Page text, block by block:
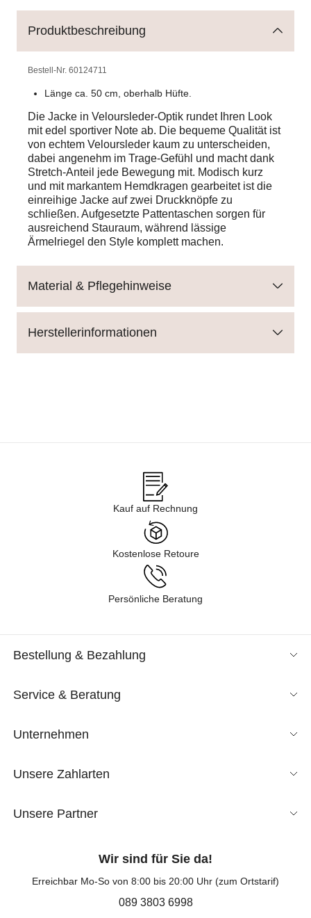
Produktbeschreibung
Bestell-Nr. 60124711
Länge ca. 50 cm, oberhalb Hüfte.
Die Jacke in Veloursleder-Optik rundet Ihren Look
mit edel sportiver Note ab. Die bequeme Qualität ist
von echtem Veloursleder kaum zu unterscheiden,
dabei angenehm im Trage-Gefühl und macht dank
Stretch-Anteil jede Bewegung mit. Modisch kurz
und mit markantem Hemdkragen gearbeitet ist die
einreihige Jacke auf zwei Druckknöpfe zu
schließen. Aufgesetzte Pattentaschen sorgen für
ausreichend Stauraum, während lässige
Ärmelriegel den Style komplett machen.
Material & Pflegehinweise
Herstellerinformationen
Kauf auf Rechnung
Kostenlose Retoure
Persönliche Beratung
Bestellung & Bezahlung
Service & Beratung
Unternehmen
Unsere Zahlarten
Unsere Partner
Wir sind für Sie da!
Erreichbar Mo-So von 8:00 bis 20:00 Uhr (zum Ortstarif)
089 3803 6998